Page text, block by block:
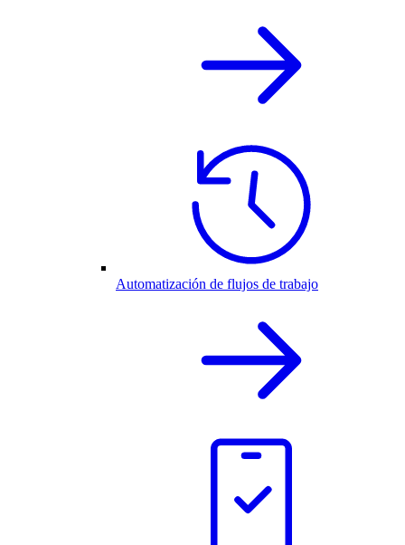
Automatización de flujos de trabajo